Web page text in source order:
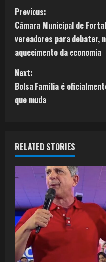
Previous:
Câmara Municipal de
vereadores para debater,
aquecimento da economia
Next:
Bolsa Família é
que muda
RELATED STORIES